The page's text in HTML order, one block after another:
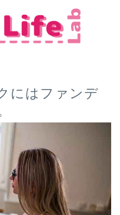
にはファンデ